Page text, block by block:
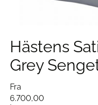
Hästens
Grey
Fra
6.700,00